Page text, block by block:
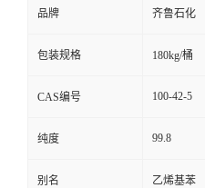
品牌 齐鲁石化
包装规格 180kg/桶
CAS编号 100-42-5
纯度 99.8
别名 乙烯基苯